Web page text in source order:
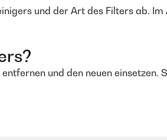
und der Art des Filters ab.
und den neuen einsetzen.